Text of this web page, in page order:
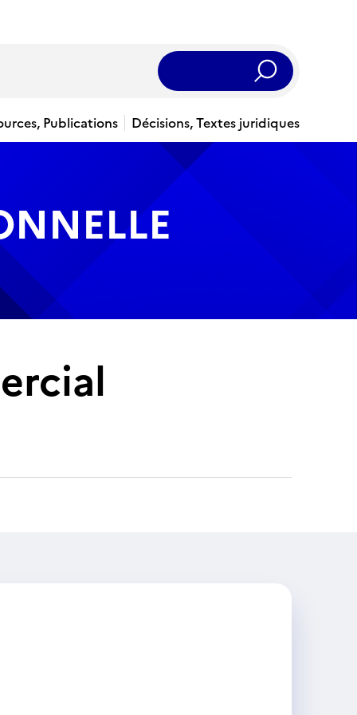
Rechercher
Publications
Décisions, Textes juridiques